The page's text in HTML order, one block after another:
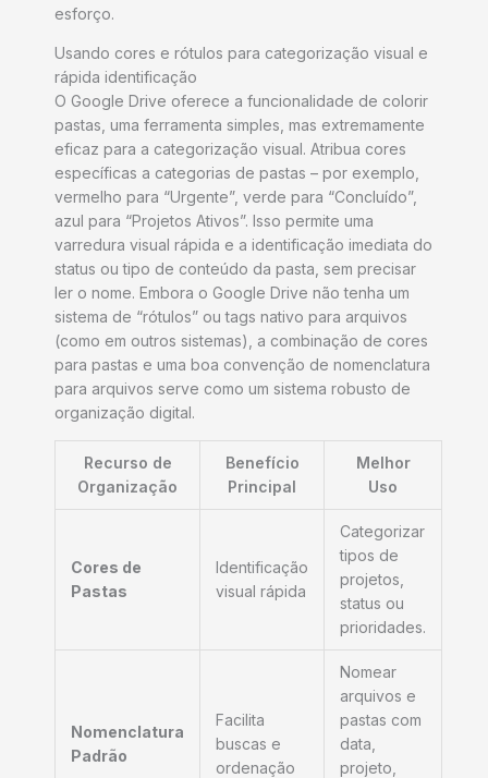
esforço.
Usando cores e rótulos para categorização visual e
rápida identificação
O Google Drive oferece a funcionalidade de colorir
pastas, uma ferramenta simples, mas extremamente
eficaz para a categorização visual. Atribua cores
específicas a categorias de pastas – por exemplo,
vermelho para “Urgente”, verde para “Concluído”,
azul para “Projetos Ativos”. Isso permite uma
varredura visual rápida e a identificação imediata do
status ou tipo de conteúdo da pasta, sem precisar
ler o nome. Embora o Google Drive não tenha um
sistema de “rótulos” ou tags nativo para arquivos
(como em outros sistemas), a combinação de cores
para pastas e uma boa convenção de nomenclatura
para arquivos serve como um sistema robusto de
organização digital.
Recurso de
Organização
Benefício
Principal
Melhor
Uso
Cores de
Pastas
Identificação
visual rápida
Categorizar
tipos de
projetos,
status ou
prioridades.
Nomenclatura
Padrão
Facilita
buscas e
ordenação
Nomear
arquivos e
pastas com
data,
projeto,